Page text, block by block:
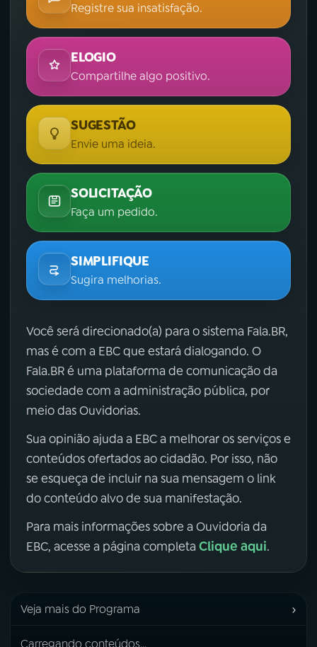
Registre sua insatisfação.
ELOGIO
Compartilhe algo positivo.
SUGESTÃO
Envie uma ideia.
SOLICITAÇÃO
Faça um pedido.
SIMPLIFIQUE
Sugira melhorias.
Você será direcionado(a) para o sistema Fala.BR,
mas é com a EBC que estará dialogando. O
Fala.BR é uma plataforma de comunicação da
sociedade com a administração pública, por
meio das Ouvidorias.
Sua opinião ajuda a EBC a melhorar os serviços e
conteúdos ofertados ao cidadão. Por isso, não
se esqueça de incluir na sua mensagem o link
do conteúdo alvo de sua manifestação.
Para mais informações sobre a Ouvidoria da
EBC, acesse a página completa Clique aqui.
Veja mais do Programa ›